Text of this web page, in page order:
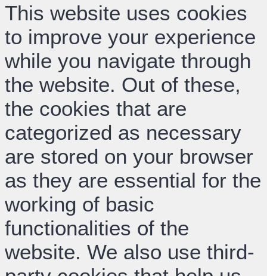
This website uses cookies
to improve your experience
while you navigate through
the website. Out of these,
the cookies that are
categorized as necessary
are stored on your browser
as they are essential for the
working of basic
functionalities of the
website. We also use third-